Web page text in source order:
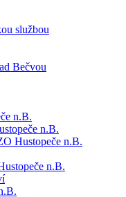
službou
Bečvou
n.B.
n.B.
Hustopeče n.B.
n.B.